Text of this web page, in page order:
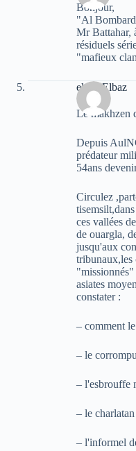
Bonjour,
"Al
Mr Battahar,
résiduels
"mafieux
elvez Elbaz
Le makhzen
Depuis
prédateur
54ans
Circulez
ces vallées
de ouargla,
jusqu'aux
tribunaux,les
"missionnés"
asiates
constater :
– comment
– le
– l'esbrouffe
– le
– l'informel